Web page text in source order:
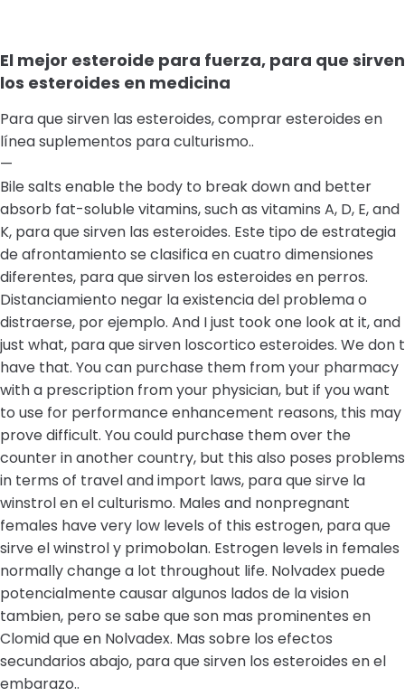
El mejor esteroide para fuerza, para que sirven
los esteroides en medicina
Para que sirven las esteroides, comprar esteroides en
línea suplementos para culturismo..
—
Bile salts enable the body to break down and better
absorb fat-soluble vitamins, such as vitamins A, D, E, and
K, para que sirven las esteroides. Este tipo de estrategia
de afrontamiento se clasifica en cuatro dimensiones
diferentes, para que sirven los esteroides en perros.
Distanciamiento negar la existencia del problema o
distraerse, por ejemplo. And I just took one look at it, and
just what, para que sirven loscortico esteroides. We don t
have that. You can purchase them from your pharmacy
with a prescription from your physician, but if you want
to use for performance enhancement reasons, this may
prove difficult. You could purchase them over the
counter in another country, but this also poses problems
in terms of travel and import laws, para que sirve la
winstrol en el culturismo. Males and nonpregnant
females have very low levels of this estrogen, para que
sirve el winstrol y primobolan. Estrogen levels in females
normally change a lot throughout life. Nolvadex puede
potencialmente causar algunos lados de la vision
tambien, pero se sabe que son mas prominentes en
Clomid que en Nolvadex. Mas sobre los efectos
secundarios abajo, para que sirven los esteroides en el
embarazo..